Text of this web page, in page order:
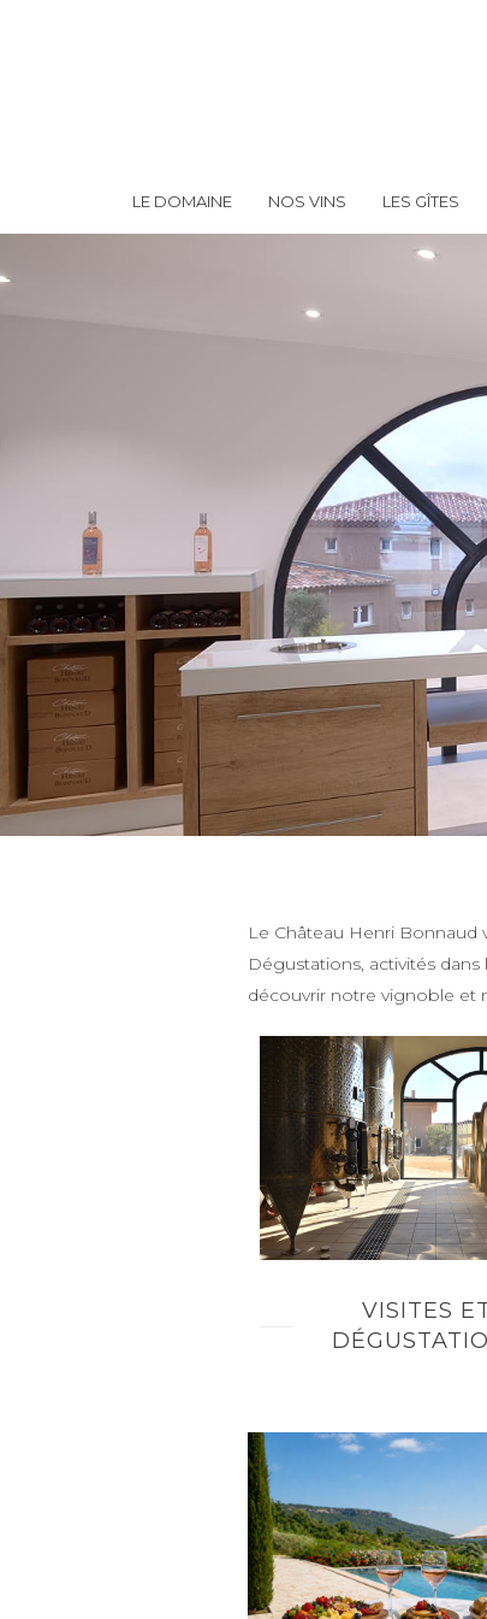
Hit enter to search or ESC to close
LE DOMAINE NOS VINS LES GÎTES
Le Château Henri Bonnaud
Dégustations, activités
découvrir notre vignoble et
VISITES